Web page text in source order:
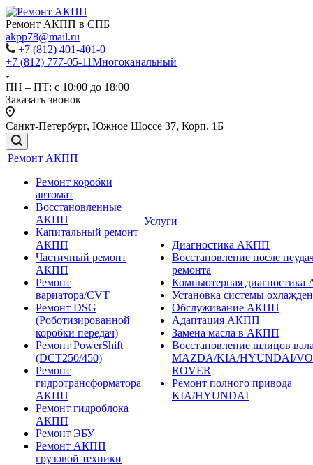
Ремонт АКПП в СПБ
akpp78@mail.ru
+7 (812) 401-401-0
+7 (812) 777-05-11Многоканальный
ПН – ПТ: с 10:00 до 18:00
Заказать звонок
Санкт-Петербург, Южное Шоссе 37, Корп. 1Б
Ремонт АКПП
Ремонт коробки
автомат
Восстановленные
АКПП
Капитальный ремонт
АКПП
Частичный ремонт
АКПП
Ремонт
вариатора/CVT
Ремонт DSG
(Роботизированной
коробки передач)
Ремонт PowerShift
(DCT250/450)
Ремонт
гидротрансформатора
АКПП
Ремонт гидроблока
АКПП
Ремонт ЭБУ
Ремонт АКПП
грузовой техники
Услуги
Диагностика АКПП
Восстановление после
ремонта
Компьютерная
Установка системы
Обслуживание АКПП
Адаптация АКПП
Замена масла в АКПП
Восстановление шлицов
MAZDA/KIA/HYUNDAI/
ROVER
Ремонт полного привода
KIA/HYUNDAI